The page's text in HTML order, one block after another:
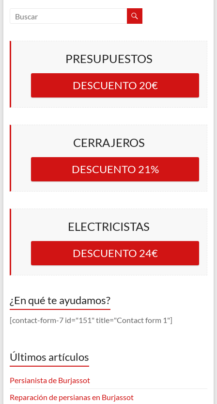
PRESUPUESTOS
DESCUENTO 20€
CERRAJEROS
DESCUENTO 21%
ELECTRICISTAS
DESCUENTO 24€
¿En qué te ayudamos?
[contact-form-7 id="151" title="Contact form 1"]
Últimos artículos
Persianista de Burjassot
Reparación de persianas en Burjassot